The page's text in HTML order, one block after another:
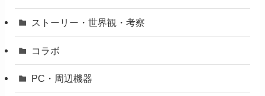
ストーリー・世界観・考察
コラボ
PC・周辺機器